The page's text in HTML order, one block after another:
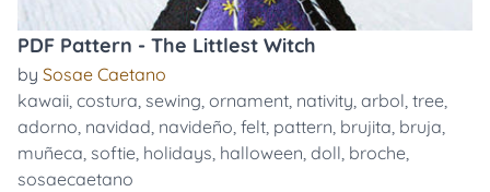
PDF Pattern - The Littlest Witch
by Sosae Caetano
kawaii, costura, sewing, ornament, nativity, arbol, tree,
adorno, navidad, navideño, felt, pattern, brujita, bruja,
muñeca, softie, holidays, halloween, doll, broche,
sosaecaetano